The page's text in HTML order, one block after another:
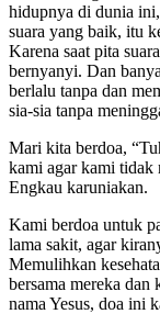
hidupnya di dunia
suara yang baik, itu
Karena saat pita
bernyanyi. Dan
berlalu tanpa dan
sia-sia tanpa
Mari kita berdoa,
kami agar kami tidak
Engkau karuniakan.
Kami berdoa untuk
lama sakit, agar
Memulihkan
bersama mereka dan
nama Yesus, doa ini